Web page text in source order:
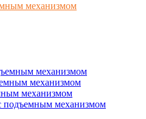
механизмом
механизмом
механизмом
механизмом
подъемным механизмом